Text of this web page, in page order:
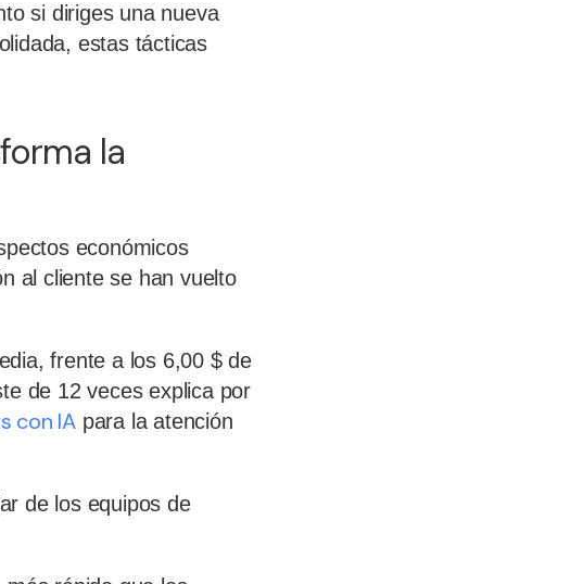
si diriges una nueva
estas tácticas
la
económicos
al cliente se han vuelto
frente a los 6,00 $ de
de 12 veces explica por
con IA para la atención
de los equipos de